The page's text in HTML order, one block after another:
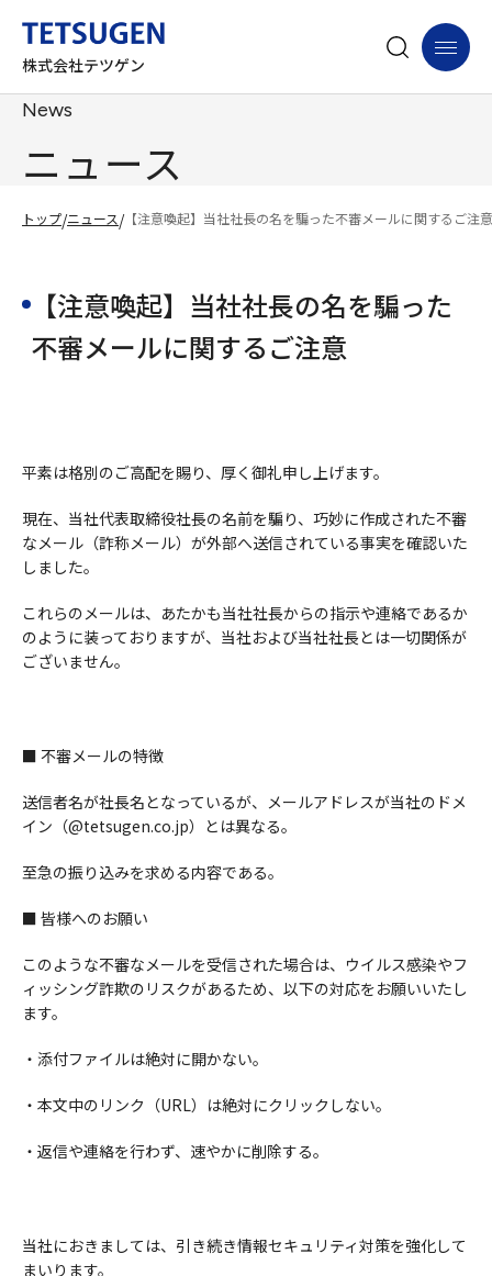
株式会社テツゲン
News
ニュース
トップ/ニュース/【注意喚起】当社社長の名を騙った不審メールに関するご注意
【注意喚起】当社社長の名を騙った
不審メールに関するご注意
平素は格別のご高配を賜り、厚く御礼申し上げます。
現在、当社代表取締役社長の名前を騙り、巧妙に作成された不審
なメール（詐称メール）が外部へ送信されている事実を確認いた
しました。
これらのメールは、あたかも当社社長からの指示や連絡であるか
のように装っておりますが、当社および当社社長とは一切関係が
ございません。
■ 不審メールの特徴
送信者名が社長名となっているが、メールアドレスが当社のドメ
イン（@tetsugen.co.jp）とは異なる。
至急の振り込みを求める内容である。
■ 皆様へのお願い
このような不審なメールを受信された場合は、ウイルス感染やフ
ィッシング詐欺のリスクがあるため、以下の対応をお願いいたし
ます。
・添付ファイルは絶対に開かない。
・本文中のリンク（URL）は絶対にクリックしない。
・返信や連絡を行わず、速やかに削除する。
当社におきましては、引き続き情報セキュリティ対策を強化して
まいります。